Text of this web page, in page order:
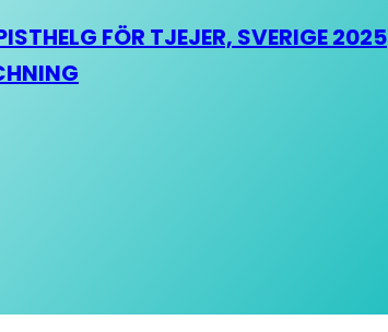
FÖR TJEJER, SVERIGE 2025